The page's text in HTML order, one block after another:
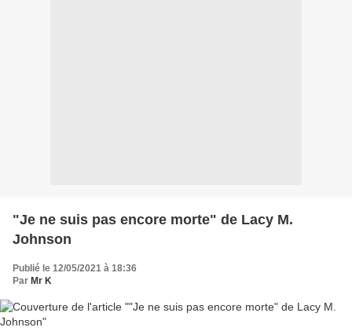
"Je ne suis pas encore morte" de Lacy M.
Johnson
Publié le 12/05/2021 à 18:36
Par Mr K